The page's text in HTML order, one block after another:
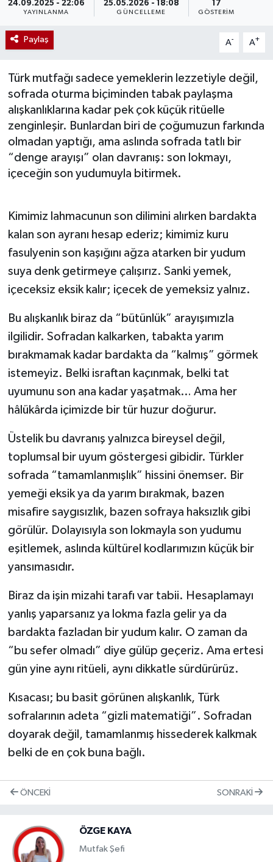
24.09.2025 - 22:06
YAYINLANMA
25.05.2026 - 18:08
GÜNCELLEME
17
GÖSTERIM
Paylaş A- A+
Türk mutfağı sadece yemeklerin lezzetiyle değil,
sofrada oturma biçiminden tabak paylaşma
alışkanlıklarına kadar pek çok küçük ritüelle
zenginleşir. Bunlardan biri de çoğumuzun farkında
olmadan yaptığı, ama aslında sofrada tatlı bir
“denge arayışı” olan davranış: son lokmayı,
içeceğin son yudumuyla bitirmek.
Kimimiz lahmacunun son dilimini alırken bardakta
kalan son ayranı hesap ederiz; kimimiz kuru
fasulyenin son kaşığını ağza atarken bir yudum
suya denk getirmeye çalışırız. Sanki yemek,
içeceksiz eksik kalır; içecek de yemeksiz yalnız.
Bu alışkanlık biraz da “bütünlük” arayışımızla
ilgilidir. Sofradan kalkarken, tabakta yarım
bırakmamak kadar bardakta da “kalmış” görmek
istemeyiz. Belki israftan kaçınmak, belki tat
uyumunu son ana kadar yaşatmak… Ama her
hâlükârda içimizde bir tür huzur doğurur.
Üstelik bu davranış yalnızca bireysel değil,
toplumsal bir uyum göstergesi gibidir. Türkler
sofrada “tamamlanmışlık” hissini önemser. Bir
yemeği eksik ya da yarım bırakmak, bazen
misafire saygısızlık, bazen sofraya haksızlık gibi
görülür. Dolayısıyla son lokmayla son yudumu
eşitlemek, aslında kültürel kodlarımızın küçük bir
yansımasıdır.
Biraz da işin mizahi tarafı var tabii. Hesaplamayı
yanlış yaparsanız ya lokma fazla gelir ya da
bardakta fazladan bir yudum kalır. O zaman da
“bu sefer olmadı” diye gülüp geçeriz. Ama ertesi
gün yine aynı ritüeli, aynı dikkatle sürdürürüz.
Kısacası; bu basit görünen alışkanlık, Türk
sofralarının adeta “gizli matematiği”. Sofradan
doyarak değil, tamamlanmış hissederek kalkmak
belki de en çok buna bağlı.
ÖNCEKI SONRAKI
ÖZGE KAYA
Mutfak Şefi